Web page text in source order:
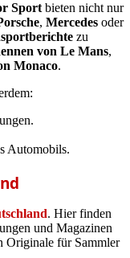
Sport bieten nicht nur
, Mercedes oder
zu
von Le Mans,
Monaco.
Automobils.
. Hier finden
und Magazinen
Originale für Sammler